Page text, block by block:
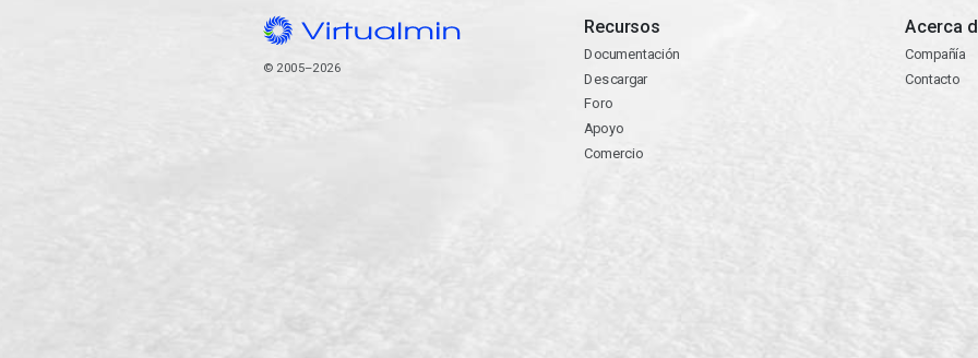
© 2005–2026
Recursos
Documentación
Descargar
Foro
Apoyo
Comercio
Acerca
Compañía
Contacto